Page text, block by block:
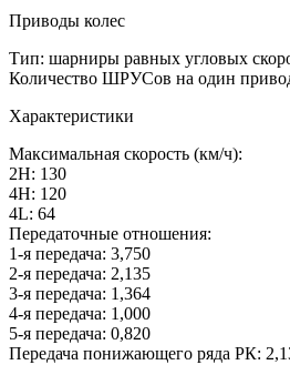
Приводы колес
Тип: шарниры равных угловых
Количество ШРУСов на один
Характеристики
Максимальная скорость (км/ч):
2H: 130
4H: 120
4L: 64
Передаточные отношения:
1-я передача: 3,750
2-я передача: 2,135
3-я передача: 1,364
4-я передача: 1,000
5-я передача: 0,820
Передача понижающего ряда РК: